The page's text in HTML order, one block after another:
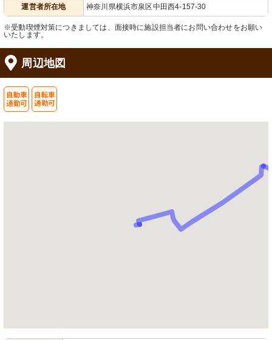
運営者所在地 神奈川県横浜市泉区中田西4-157-30
※受動喫煙対策につきましては、面接時に施設担当者にお問い合わせをお願い
いたします。
周辺地図